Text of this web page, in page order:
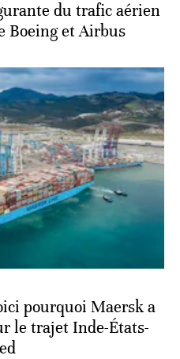
du trafic aérien
Boeing et Airbus
pourquoi Maersk a
le trajet Inde-États-